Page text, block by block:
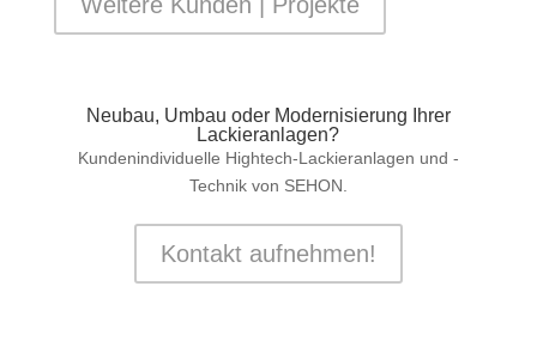
Neubau, Umbau oder Modernisierung Ihrer
Lackieranlagen?
Kundenindividuelle Hightech-Lackieranlagen und -
Technik von SEHON.
Kontakt aufnehmen!